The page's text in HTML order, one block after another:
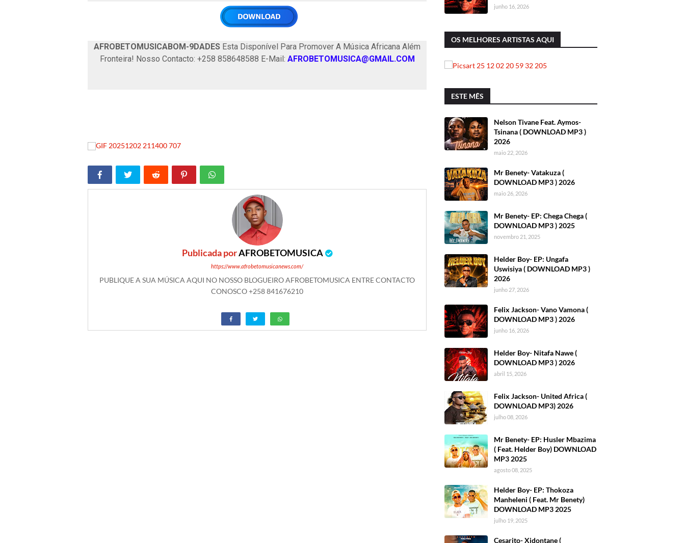
AFROBETOMUSICABOM-9DADES Esta Disponível Para Promover A Música Africana Além
Fronteira! Nosso Contacto: +258 858648588 E-Mail: AFROBETOMUSICA@GMAIL.COM
Publicada porAFROBETOMUSICA
https://www.afrobetomusicanews.com/
PUBLIQUE A SUA MÚSICA AQUI NO NOSSO BLOGUEIRO AFROBETOMUSICA ENTRE CONTACTO
CONOSCO +258 841676210
junho 16, 2026
OS MELHORES ARTISTAS AQUI
ESTE MÊS
Nelson Tivane Feat. Aymos-
Tsinana ( DOWNLOAD MP3 )
2026
maio 22, 2026
Mr Benety- Vatakuza (
DOWNLOAD MP3 ) 2026
maio 26, 2026
Mr Benety- EP: Chega Chega (
DOWNLOAD MP3 ) 2025
novembro 21, 2025
Helder Boy- EP: Ungafa
Uswisiya ( DOWNLOAD MP3 )
2026
junho 27, 2026
Felix Jackson- Vano Vamona (
DOWNLOAD MP3 ) 2026
junho 16, 2026
Helder Boy- Nitafa Nawe (
DOWNLOAD MP3 ) 2026
abril 15, 2026
Felix Jackson- United Africa (
DOWNLOAD MP3) 2026
julho 08, 2026
Mr Benety- EP: Husler Mbazima
( Feat. Helder Boy) DOWNLOAD
MP3 2025
agosto 08, 2025
Helder Boy- EP: Thokoza
Manheleni ( Feat. Mr Benety)
DOWNLOAD MP3 2025
julho 19, 2025
Cesarito- Xidontane (